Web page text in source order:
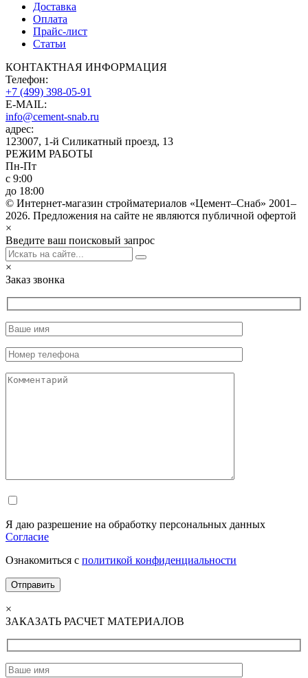
Доставка
Оплата
Прайс-лист
Статьи
КОНТАКТНАЯ ИНФОРМАЦИЯ
Телефон:
+7 (499) 398-05-91
E-MAIL:
info@cement-snab.ru
адрес:
123007, 1-й Силикатный проезд, 13
РЕЖИМ РАБОТЫ
Пн-Пт
с 9:00
до 18:00
© Интернет-магазин стройматериалов «Цемент–Снаб» 2001–
2026. Предложения на сайте не являются публичной офертой
×
Введите ваш поисковый запрос
×
Заказ звонка
Я даю разрешение на обработку персональных данных
Согласие
Ознакомиться с политикой конфиденциальности
×
ЗАКАЗАТЬ РАСЧЕТ МАТЕРИАЛОВ